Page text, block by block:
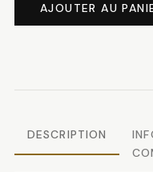
Galon
AJOUTER AU
DESCRIPTION